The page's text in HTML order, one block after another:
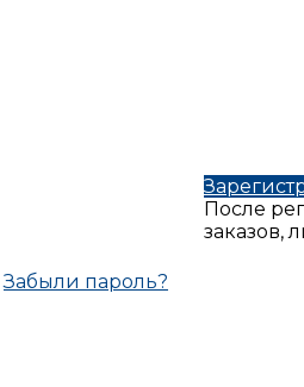
Забыли пароль?
После
заказов,